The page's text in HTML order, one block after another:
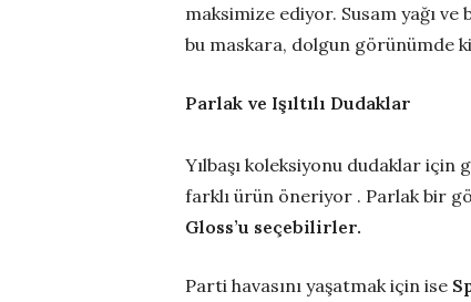
maksimize ediyor. Susam yağı
bu maskara, dolgun görünümde
Parlak ve Işıltılı Dudaklar
Yılbaşı koleksiyonu dudaklar için
farklı ürün öneriyor . Parlak bir
Gloss’u seçebilirler.
Parti havasını yaşatmak için ise